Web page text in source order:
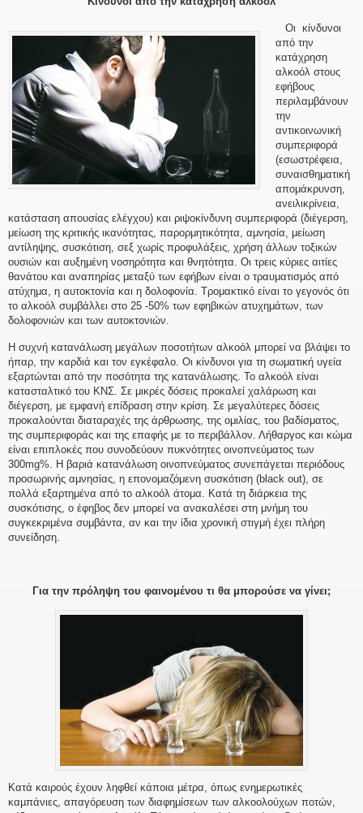
Οι κίνδυνοι
από την
κατάχρηση
αλκοόλ στους
εφήβους
περιλαμβάνουν
την
αντικοινωνική
συμπεριφορά
(εσωστρέφεια,
συναισθηματική
απομάκρυνση,
ανειλικρίνεια,
κατάσταση απουσίας ελέγχου) και ριψοκίνδυνη συμπεριφορά (διέγερση,
μείωση της κριτικής ικανότητας, παρορμητικότητα, αμνησία, μείωση
αντίληψης, συσκότιση, σεξ χωρίς προφυλάξεις, χρήση άλλων τοξικών
ουσιών και αυξημένη νοσηρότητα και θνητότητα. Οι τρεις κύριες αιτίες
θανάτου και αναπηρίας μεταξύ των εφήβων είναι ο τραυματισμός από
ατύχημα, η αυτοκτονία και η δολοφονία. Τρομακτικό είναι το γεγονός ότι
το αλκοόλ συμβάλλει στο 25 -50% των εφηβικών ατυχημάτων, των
δολοφονιών και των αυτοκτονιών.
Η συχνή κατανάλωση μεγάλων ποσοτήτων αλκοόλ μπορεί να βλάψει το
ήπαρ, την καρδιά και τον εγκέφαλο. Οι κίνδυνοι για τη σωματική υγεία
εξαρτώνται από την ποσότητα της κατανάλωσης. Το αλκοόλ είναι
κατασταλτικό του ΚΝΣ. Σε μικρές δόσεις προκαλεί χαλάρωση και
διέγερση, με εμφανή επίδραση στην κρίση. Σε μεγαλύτερες δόσεις
προκαλούνται διαταραχές της άρθρωσης, της ομιλίας, του βαδίσματος,
της συμπεριφοράς και της επαφής με το περιβάλλον. Λήθαργος και κώμα
είναι επιπλοκές που συνοδεύουν πυκνότητες οινοπνεύματος των
300mg%. Η βαριά κατανάλωση οινοπνεύματος συνεπάγεται περιόδους
προσωρινής αμνησίας, η επονομαζόμενη συσκότιση (black out), σε
πολλά εξαρτημένα από το αλκοόλ άτομα. Κατά τη διάρκεια της
συσκότισης, ο έφηβος δεν μπορεί να ανακαλέσει στη μνήμη του
συγκεκριμένα συμβάντα, αν και την ίδια χρονική στιγμή έχει πλήρη
συνείδηση.
Για την πρόληψη του φαινομένου τι θα μπορούσε να γίνει;
Κατά καιρούς έχουν ληφθεί κάποια µέτρα, όπως ενημερωτικές
καµπάνιες, απαγόρευση των διαφηµίσεων των αλκοολούχων ποτών,